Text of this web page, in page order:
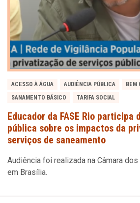
ACESSO À ÁGUA AUDIÊNCIA PÚBLICA
BEM
SANAMENTO BÁSICO
TARIFA SOCIAL
Educador da FASE Rio participa
pública sobre os impactos da
serviços de saneamento
Audiência foi realizada na Câmara
em Brasília.